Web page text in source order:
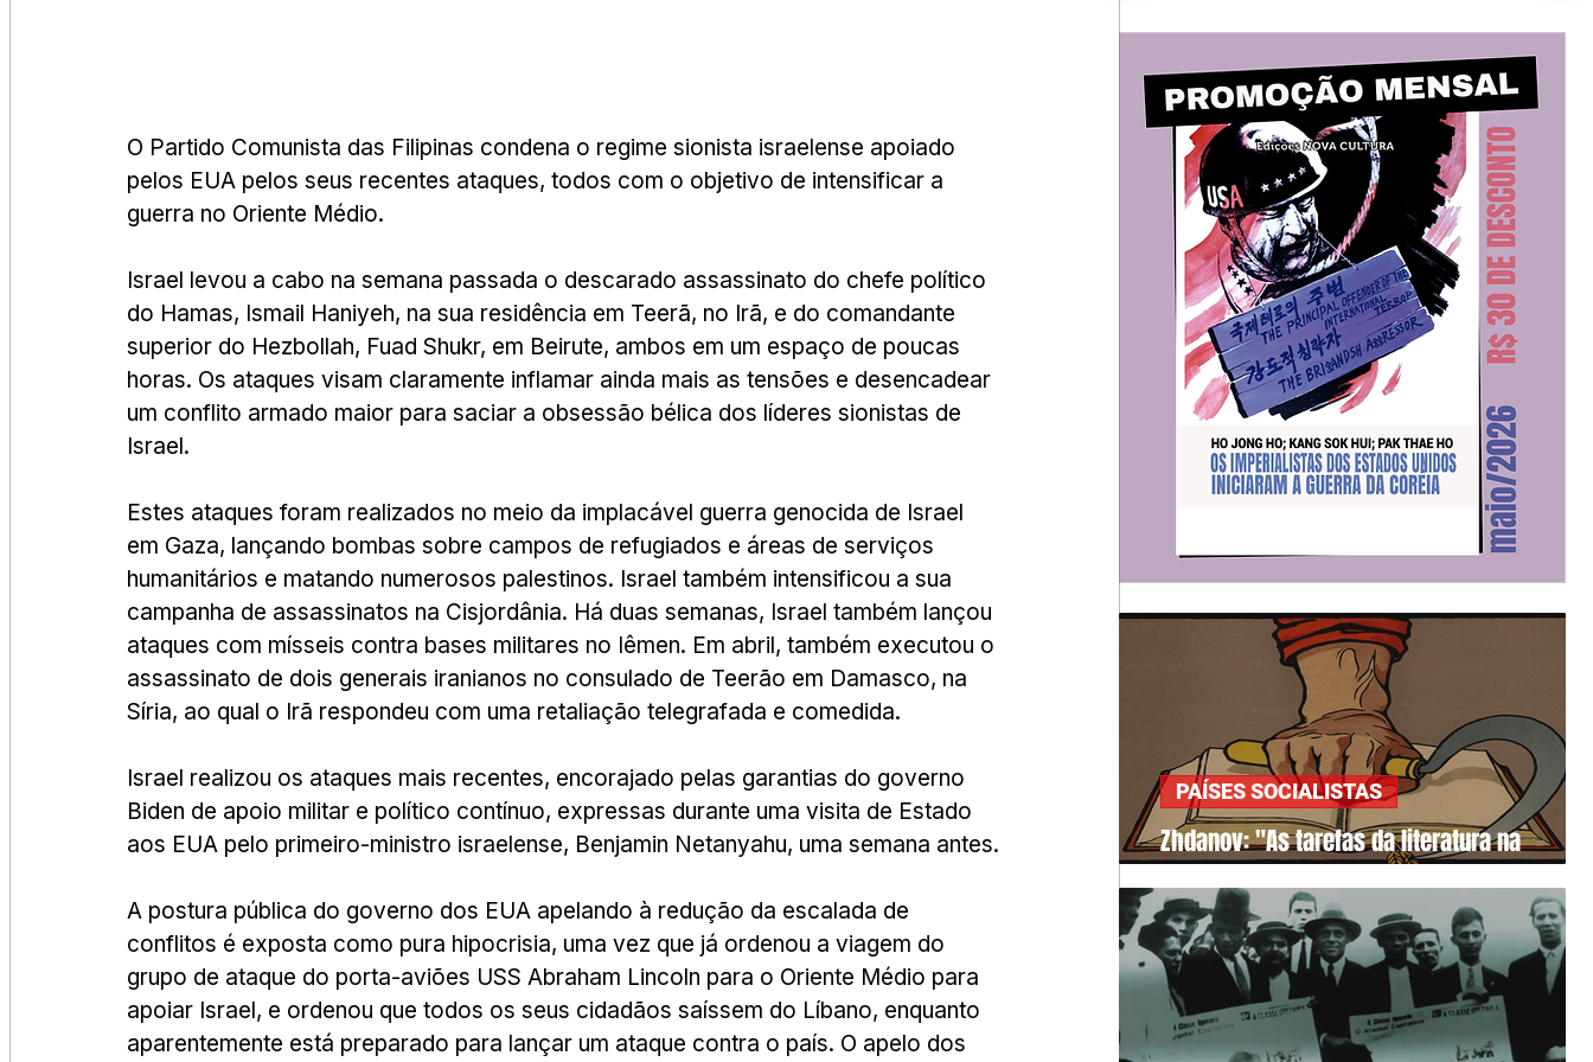
O Partido Comunista das Filipinas condena o regime sionista israelense apoiado
pelos EUA pelos seus recentes ataques, todos com o objetivo de intensificar a
guerra no Oriente Médio.
Israel levou a cabo na semana passada o descarado assassinato do chefe político
do Hamas, Ismail Haniyeh, na sua residência em Teerã, no Irã, e do comandante
superior do Hezbollah, Fuad Shukr, em Beirute, ambos em um espaço de poucas
horas. Os ataques visam claramente inflamar ainda mais as tensões e desencadear
um conflito armado maior para saciar a obsessão bélica dos líderes sionistas de
Israel.
Estes ataques foram realizados no meio da implacável guerra genocida de Israel
em Gaza, lançando bombas sobre campos de refugiados e áreas de serviços
humanitários e matando numerosos palestinos. Israel também intensificou a sua
campanha de assassinatos na Cisjordânia. Há duas semanas, Israel também lançou
ataques com mísseis contra bases militares no Iêmen. Em abril, também executou o
assassinato de dois generais iranianos no consulado de Teerão em Damasco, na
Síria, ao qual o Irã respondeu com uma retaliação telegrafada e comedida.
Israel realizou os ataques mais recentes, encorajado pelas garantias do governo
Biden de apoio militar e político contínuo, expressas durante uma visita de Estado
aos EUA pelo primeiro-ministro israelense, Benjamin Netanyahu, uma semana antes.
A postura pública do governo dos EUA apelando à redução da escalada de
conflitos é exposta como pura hipocrisia, uma vez que já ordenou a viagem do
grupo de ataque do porta-aviões USS Abraham Lincoln para o Oriente Médio para
apoiar Israel, e ordenou que todos os seus cidadãos saíssem do Líbano, enquanto
aparentemente está preparado para lançar um ataque contra o país. O apelo dos
Zhdanov: "As tarefas da literatura na
PAÍSES SOCIALISTAS